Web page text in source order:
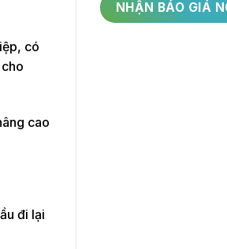
có
cao
đi lại